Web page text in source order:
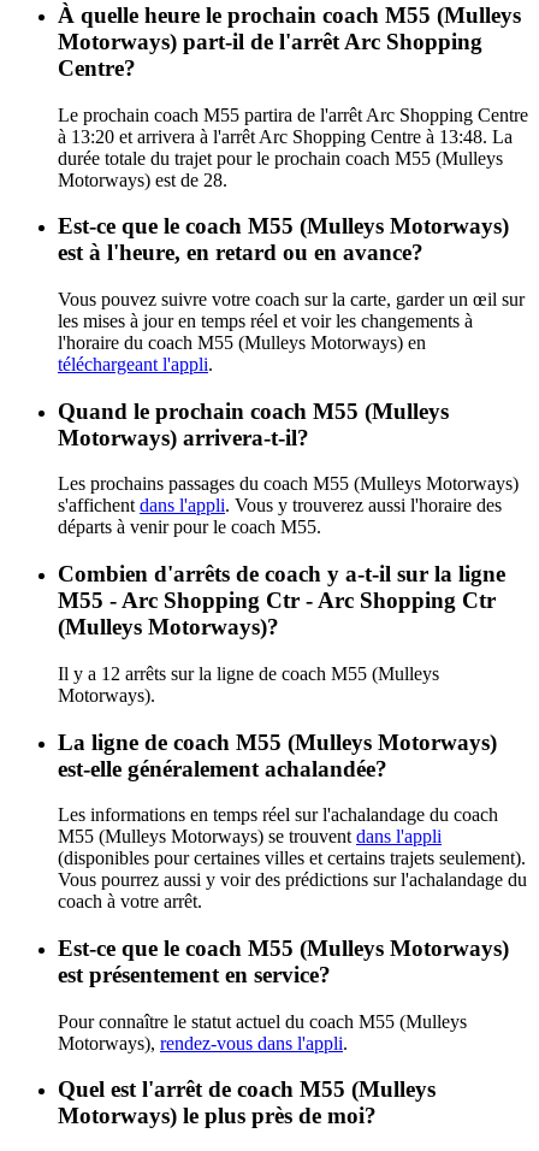
À quelle heure le prochain coach M55 (Mulleys
Motorways) part-il de l'arrêt Arc Shopping
Centre?
Le prochain coach M55 partira de l'arrêt Arc Shopping Centre
à 13:20 et arrivera à l'arrêt Arc Shopping Centre à 13:48. La
durée totale du trajet pour le prochain coach M55 (Mulleys
Motorways) est de 28.
Est-ce que le coach M55 (Mulleys Motorways)
est à l'heure, en retard ou en avance?
Vous pouvez suivre votre coach sur la carte, garder un œil sur
les mises à jour en temps réel et voir les changements à
l'horaire du coach M55 (Mulleys Motorways) en
téléchargeant l'appli.
Quand le prochain coach M55 (Mulleys
Motorways) arrivera-t-il?
Les prochains passages du coach M55 (Mulleys Motorways)
s'affichent dans l'appli. Vous y trouverez aussi l'horaire des
départs à venir pour le coach M55.
Combien d'arrêts de coach y a-t-il sur la ligne
M55 - Arc Shopping Ctr - Arc Shopping Ctr
(Mulleys Motorways)?
Il y a 12 arrêts sur la ligne de coach M55 (Mulleys
Motorways).
La ligne de coach M55 (Mulleys Motorways)
est-elle généralement achalandée?
Les informations en temps réel sur l'achalandage du coach
M55 (Mulleys Motorways) se trouvent dans l'appli
(disponibles pour certaines villes et certains trajets seulement).
Vous pourrez aussi y voir des prédictions sur l'achalandage du
coach à votre arrêt.
Est-ce que le coach M55 (Mulleys Motorways)
est présentement en service?
Pour connaître le statut actuel du coach M55 (Mulleys
Motorways), rendez-vous dans l'appli.
Quel est l'arrêt de coach M55 (Mulleys
Motorways) le plus près de moi?